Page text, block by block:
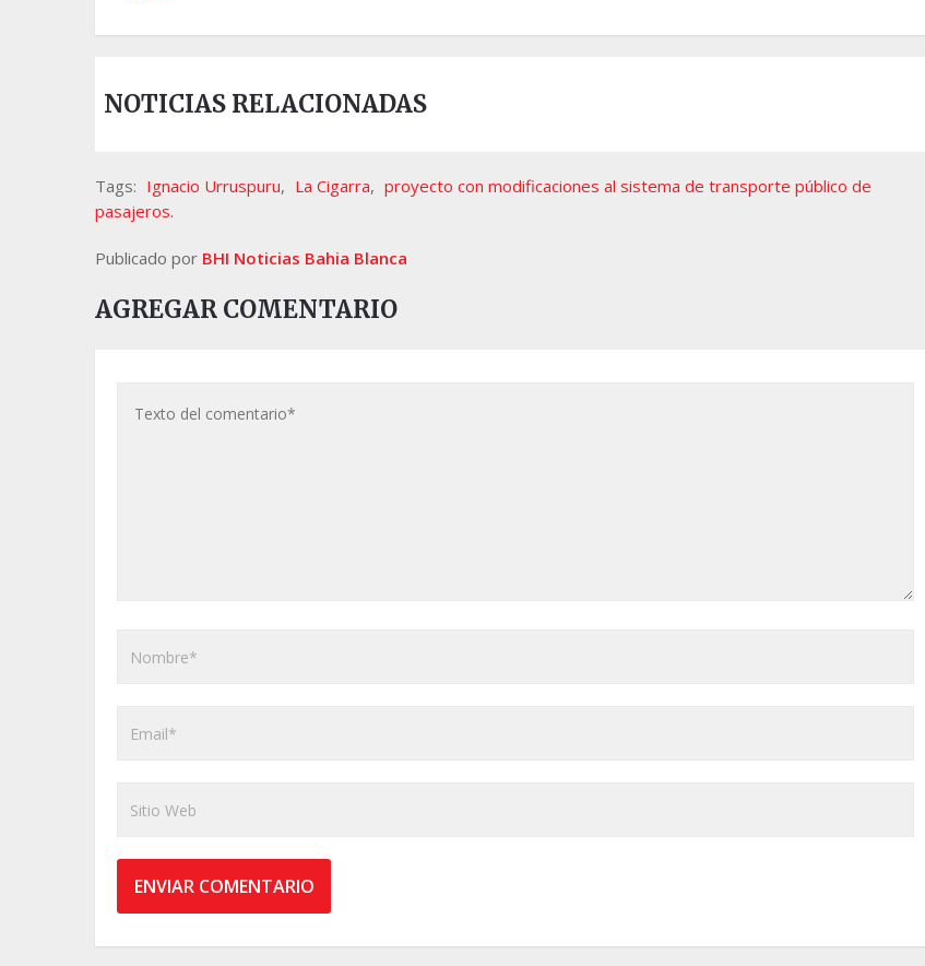
NOTICIAS RELACIONADAS
Tags: Ignacio Urruspuru, La Cigarra, proyecto con modificaciones al sistema de transporte público de
pasajeros.
Publicado por BHI Noticias Bahia Blanca
AGREGAR COMENTARIO